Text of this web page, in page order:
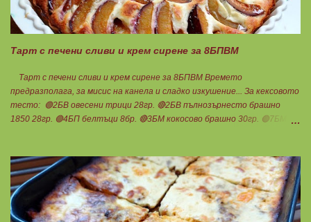
Тарт с печени сливи и крем сирене за 8БПВМ
Тарт с печени сливи и крем сирене за 8БПВМ Времето
предразполага, за мисис на канела и сладко изкушение... За кексовото
тесто: 🟢2БВ овесени трици 28гр. 🔴2БВ пълнозърнесто брашно
1850 28гр. 🟢4БП белтъци 8бр. 🔴3БМ кокосово брашно 30гр. 🟢7БМ
добре и се оставя на страна да набъбне. За чийз крема: 🟢3БП
обезмаслено крем сирене Кауфланд 200гр. + 1 равна с.л скир 🟠1БП
яйце 1бр. Ванилия Не подслаждам! За отгоре: 🟢4БВ сини сливи
360гр. Канела Мазнините са удвоени за белтъците и крем сиренето!
В голяма силиконова форма за тарт, разпределих така: 🥧1- ви слой